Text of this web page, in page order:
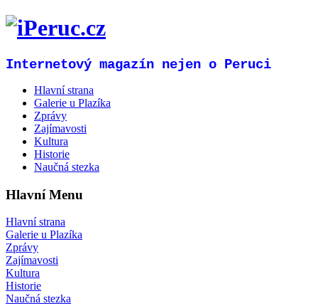
Internetový magazín nejen o Peruci
Hlavní strana
Galerie u Plazíka
Zprávy
Zajímavosti
Kultura
Historie
Naučná stezka
Hlavní Menu
Hlavní strana
Galerie u Plazíka
Zprávy
Zajímavosti
Kultura
Historie
Naučná stezka